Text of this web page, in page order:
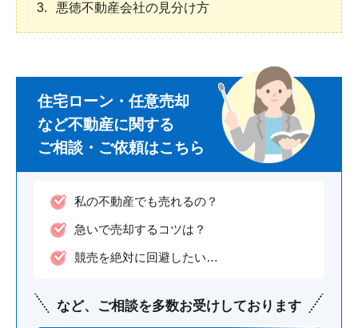
悪徳不動産会社の見分け方
住宅ローン・任意売却
など不動産に関する
ご相談・ご依頼はこちら
私の不動産でも売れるの？
急いで売却するコツは？
競売を絶対に回避したい…
など、ご相談を多数お受けしております